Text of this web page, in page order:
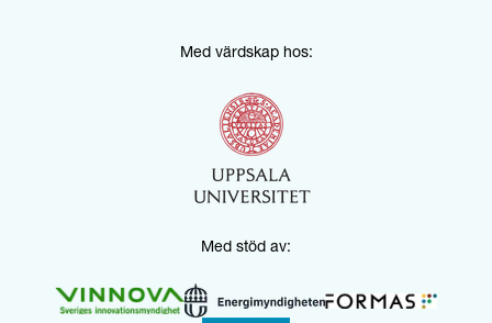
Med värdskap hos:
Med stöd av: